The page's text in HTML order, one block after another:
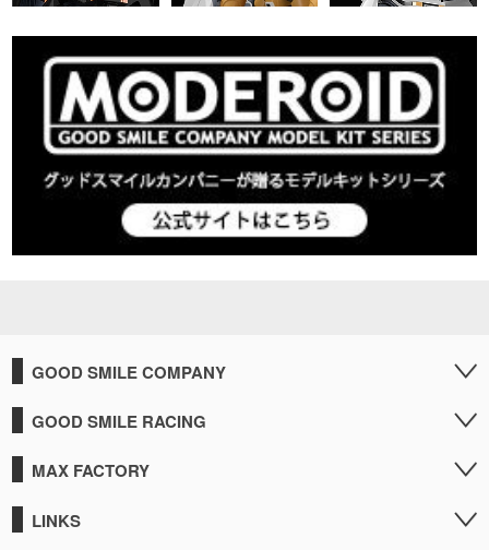
GOOD SMILE COMPANY
GOOD SMILE RACING
MAX FACTORY
LINKS